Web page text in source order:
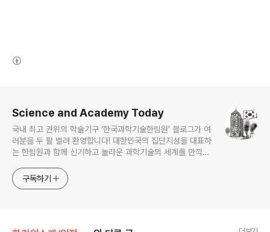
Science and Academy Today
국내 최고 권위의 학술기구 ‘한국과학기술한림원’ 블로그가 여
러분을 두 팔 벌려 환영합니다! 대한민국의 집단지성을 대표하
는 한림원과 함께 신기하고 놀라운 과학기술의 세계를 만끽하
구독하기